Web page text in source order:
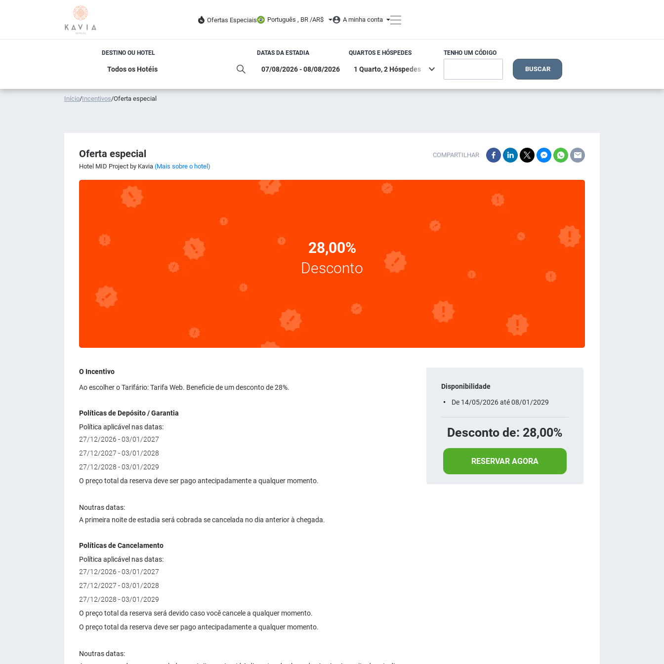
Ofertas Especiais Português , BR /AR$ A minha conta
DESTINO OU HOTEL DATAS DA ESTADIA QUARTOS E HÓSPEDES TENHO UM CÓDIGO
BUSCAR
Início/Incentivos/Oferta especial
Oferta especial
Hotel MID Project by Kavia (Mais sobre o hotel)
COMPARTILHAR
28,00%
Desconto
O Incentivo
Ao escolher o Tarifário: Tarifa Web. Beneficie de um desconto de 28%.
Políticas de Depósito / Garantia
Política aplicável nas datas:
27/12/2026 - 03/01/2027
27/12/2027 - 03/01/2028
27/12/2028 - 03/01/2029
O preço total da reserva deve ser pago antecipadamente a qualquer momento.
Noutras datas:
A primeira noite de estadia será cobrada se cancelada no dia anterior à chegada.
Políticas de Cancelamento
Política aplicável nas datas:
27/12/2026 - 03/01/2027
27/12/2027 - 03/01/2028
27/12/2028 - 03/01/2029
O preço total da reserva será devido caso você cancele a qualquer momento.
O preço total da reserva deve ser pago antecipadamente a qualquer momento.
Noutras datas:
Disponibilidade
De 14/05/2026 até 08/01/2029
Desconto de: 28,00%
RESERVAR AGORA